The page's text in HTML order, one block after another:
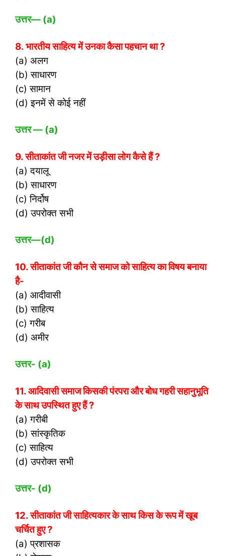
उत्तर— (a)
8. भारतीय साहित्य में उनका कैसा पहचान था ?
(a) अलग
(b) साधारण
(c) सामान
(d) इनमें से कोई नहीं
उत्तर— (a)
9. सीताकांत जी नजर में उड़ीसा लोग कैसे हैं ?
(a) दयालू
(b) साधारण
(c) निर्दोष
(d) उपरोक्त सभी
उत्तर—(d)
10. सीताकांत जी कौन से समाज को साहित्य का विषय बनाया
है-
(a) आदीवासी
(b) साहित्य
(c) गरीब
(d) अमीर
उत्तर- (a)
11. आदिवासी समाज किसकी पंरपरा और बोध गहरी सहानुभूति
के साथ उपस्थित हुए हैं ?
(a) गरीबी
(b) सांस्कृतिक
(c) साहित्य
(d) उपरोक्त सभी
उत्तर- (d)
12. सीताकांत जी साहित्यकार के साथ किस के रूप में खूब
चर्चित हुए ?
(a) प्रशासक